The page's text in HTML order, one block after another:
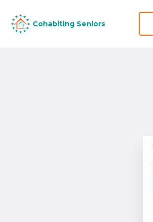
Cohabiting Seniors
Cohabiting Seniors